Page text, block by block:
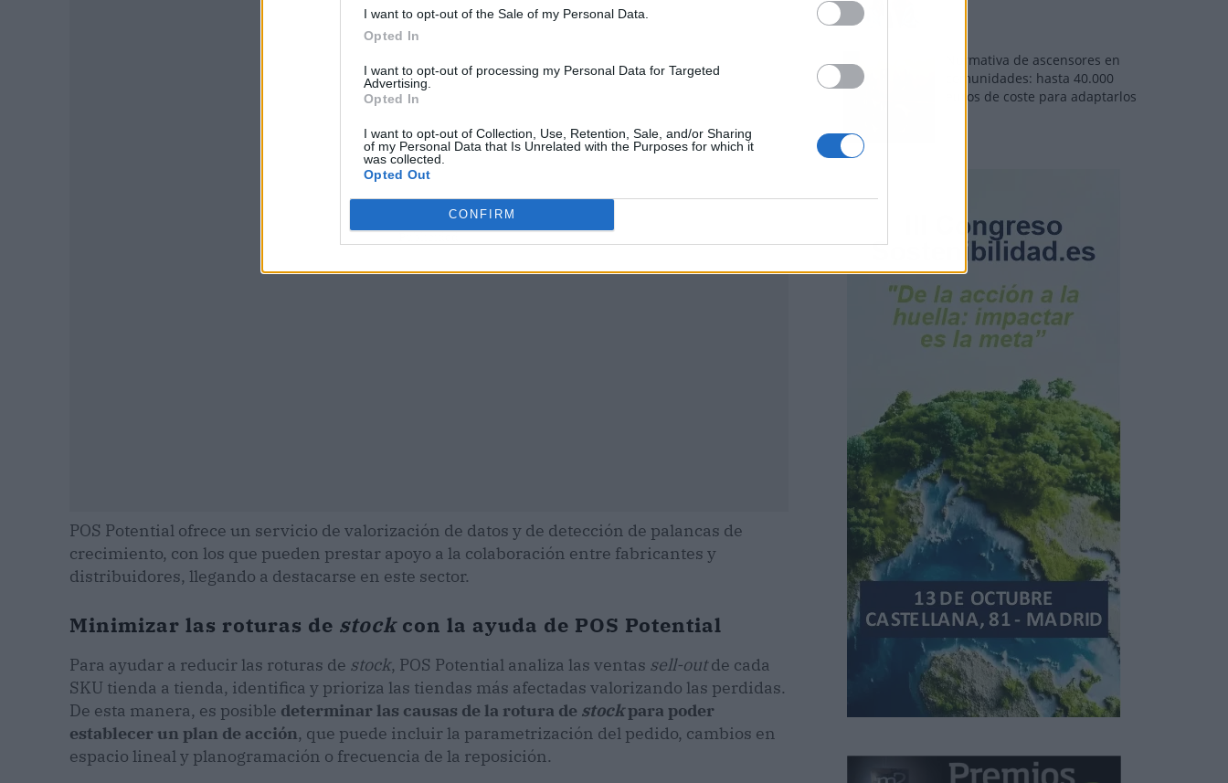
I want to opt-out of the Sale of my Personal Data.
Opted In
I want to opt-out of processing my Personal Data for Targeted
Advertising.
Opted In
I want to opt-out of Collection, Use, Retention, Sale, and/or Sharing
of my Personal Data that Is Unrelated with the Purposes for which it
was collected.
Opted Out
CONFIRM
POS Potential ofrece un servicio de valorización de datos y de detección de palancas de
crecimiento, con los que pueden prestar apoyo a la colaboración entre fabricantes y
distribuidores, llegando a destacarse en este sector.
Minimizar las roturas de stock con la ayuda de POS Potential
Para ayudar a reducir las roturas de stock, POS Potential analiza las ventas sell-outde cada
SKU tienda a tienda, identifica y prioriza las tiendas más afectadas valorizando las perdidas.
De esta manera, es posible determinar las causas de la rotura de stockpara poder
establecer un plan de acción, que puede incluir la parametrización del pedido, cambios en
espacio lineal y planogramación o frecuencia de la reposición.
Normativa de ascensores en
comunidades: hasta 40.000
euros de coste para adaptarlos